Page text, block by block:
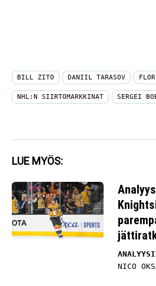
BILL ZITO DANIIL TARASOV
NHL:N SIIRTOMARKKINAT SERGEI
LUE MYÖS:
NICO